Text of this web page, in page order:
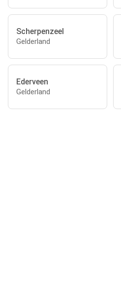
Scherpenzeel
Gelderland
Ederveen
Gelderland